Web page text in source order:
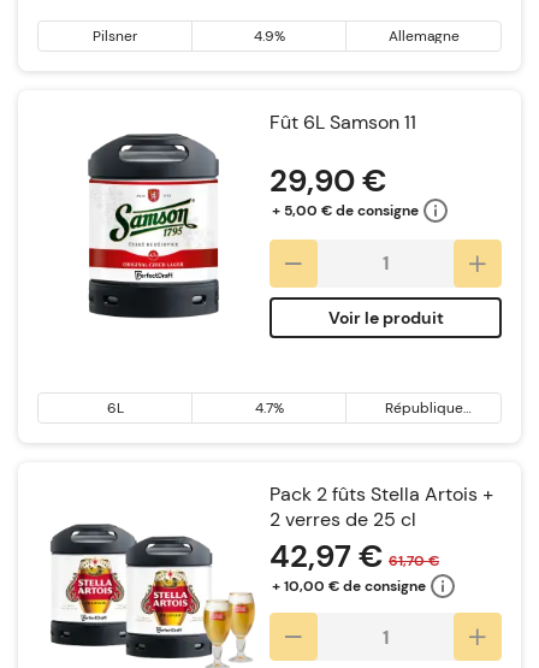
Pilsner 4.9% Allemagne
Fût 6L Samson 11
29,90 €
+ 5,00 € de consigne
Voir le produit
6L 4.7% République
tchèque
Pack 2 fûts Stella Artois +
2 verres de 25 cl
42,97 € 61,70 €
+ 10,00 € de consigne